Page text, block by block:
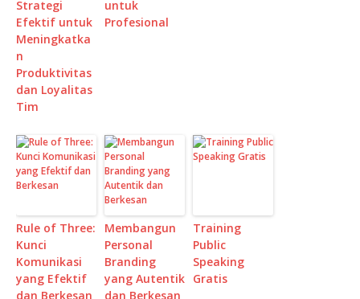
Strategi
Efektif untuk
Meningkatka
n
Produktivitas
dan Loyalitas
Tim
untuk
Profesional
Rule of Three:
Kunci
Komunikasi
yang Efektif
dan Berkesan
Membangun
Personal
Branding
yang Autentik
dan Berkesan
Training
Public
Speaking
Gratis